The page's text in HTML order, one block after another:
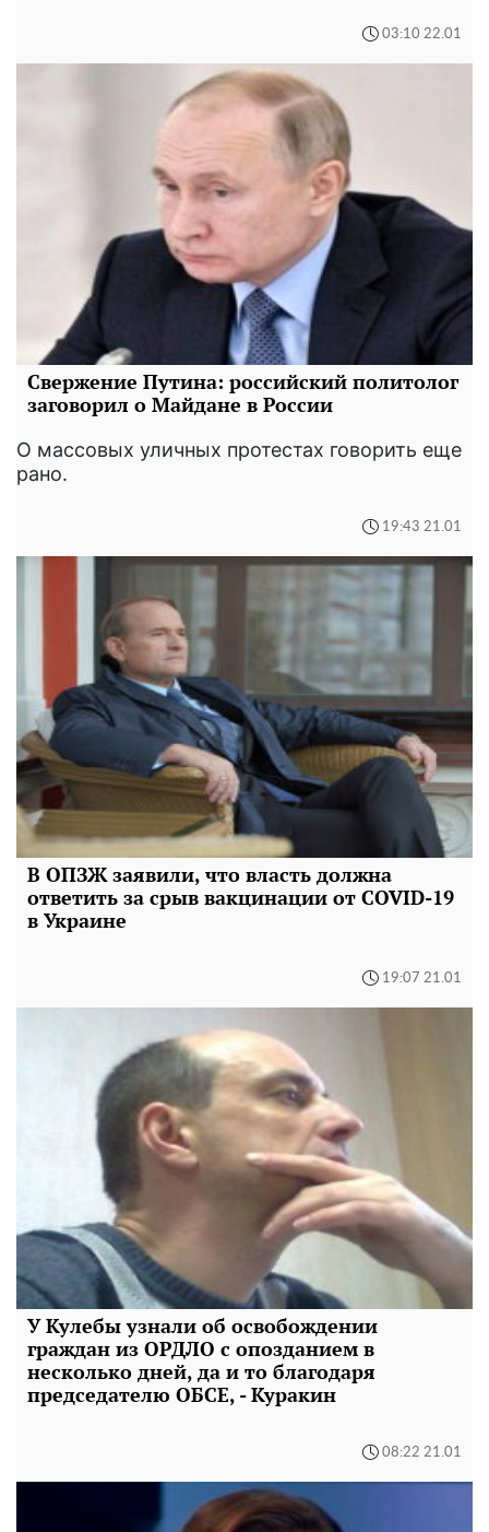
03:10 22.01
Свержение Путина: российский политолог
заговорил о Майдане в России
О массовых уличных протестах говорить еще
рано.
19:43 21.01
В ОПЗЖ заявили, что власть должна
ответить за срыв вакцинации от COVID-19
в Украине
19:07 21.01
У Кулебы узнали об освобождении
граждан из ОРДЛО с опозданием в
несколько дней, да и то благодаря
председателю ОБСЕ, - Куракин
08:22 21.01